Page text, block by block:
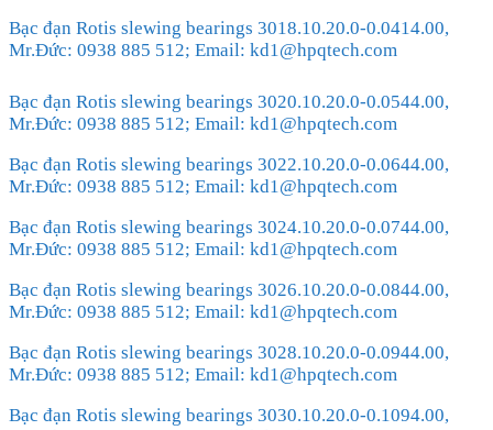
Bạc đạn Rotis slewing bearings 3018.10.20.0-0.0414.00,
Mr.Đức: 0938 885 512; Email: kd1@hpqtech.com
Bạc đạn Rotis slewing bearings 3020.10.20.0-0.0544.00,
Mr.Đức: 0938 885 512; Email: kd1@hpqtech.com
Bạc đạn Rotis slewing bearings 3022.10.20.0-0.0644.00,
Mr.Đức: 0938 885 512; Email: kd1@hpqtech.com
Bạc đạn Rotis slewing bearings 3024.10.20.0-0.0744.00,
Mr.Đức: 0938 885 512; Email: kd1@hpqtech.com
Bạc đạn Rotis slewing bearings 3026.10.20.0-0.0844.00,
Mr.Đức: 0938 885 512; Email: kd1@hpqtech.com
Bạc đạn Rotis slewing bearings 3028.10.20.0-0.0944.00,
Mr.Đức: 0938 885 512; Email: kd1@hpqtech.com
Bạc đạn Rotis slewing bearings 3030.10.20.0-0.1094.00,